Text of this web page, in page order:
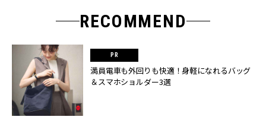
RECOMMEND
満員電車も外回りも快適！身軽になれるバッグ
＆スマホショルダー3選